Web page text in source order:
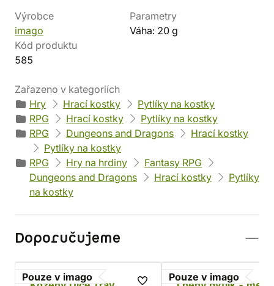
Výrobce
imago
Parametry
Váha: 20 g
Kód produktu
585
Zařazeno v kategoriích
Hry
Hrací kostky
Pytlíky na kostky
RPG
Hrací kostky
Pytlíky na kostky
RPG
Dungeons and Dragons
Hrací kostky
Pytlíky na kostky
RPG
Hry na hrdiny
Fantasy RPG
Dungeons and Dragons
Hrací kostky
Pytlíky
na kostky
Doporučujeme
Pouze v imago Pouze v imago